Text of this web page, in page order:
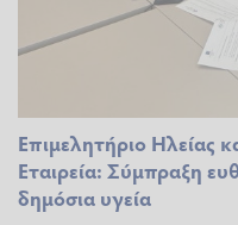
Επιμελητήριο Ηλείας
Εταιρεία: Σύμπραξη
δημόσια υγεία